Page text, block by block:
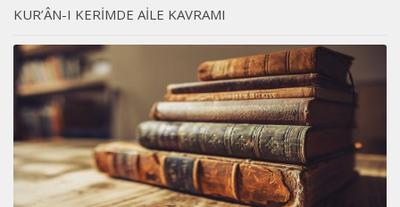
KUR’ÂN-I KERİMDE AİLE KAVRAMI